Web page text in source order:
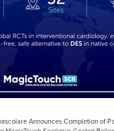
Announces Completion of